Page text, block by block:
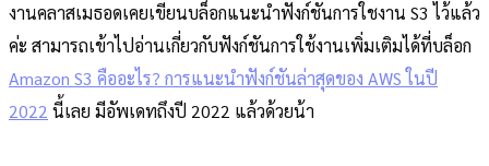
งานคลาสเมธอดเคยเขียนบล็อกแนะนำฟังก์ชันการใชงาน S3 ไว้แล้ว
ค่ะ สามารถเข้าไปอ่านเกี่ยวกับฟังก์ชันการใช้งานเพิ่มเติมได้ที่บล็อก
Amazon S3 คืออะไร? การแนะนำฟังก์ชันล่าสุดของ AWS ในปี
2022 นี้เลย มีอัพเดทถึงปี 2022 แล้วด้วยน้า